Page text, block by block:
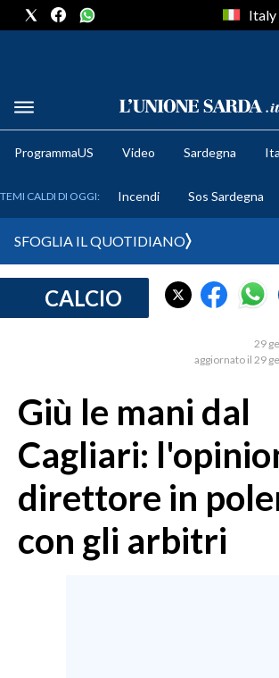
METEO
CRONACA SARDEGNA
MEDIO CAMPIDANO
SASSARI E PROVINCIA
GALLURA
NUORO E PROVINCIA
OGLIASTRA
Italy
ProgrammaUS Video Sardegna
TEMI CALDI DI OGGI: Incendi Sos Sardegna
SFOGLIA IL QUOTIDIANO
CALCIO
29
aggiornato il 29
Giù le mani dal
Cagliari:
direttore in
con gli arbitri